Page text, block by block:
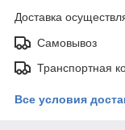
Доставка
Самовывоз
Транспортная
Все условия